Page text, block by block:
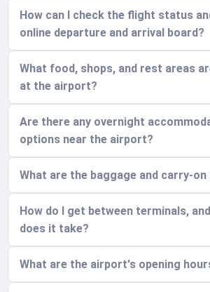
How can I check the flight status
online departure and arrival board?
What food, shops, and rest areas
at the airport?
Are there any overnight
options near the airport?
What are the baggage and carry-on
How do I get between terminals,
does it take?
What are the airport's opening